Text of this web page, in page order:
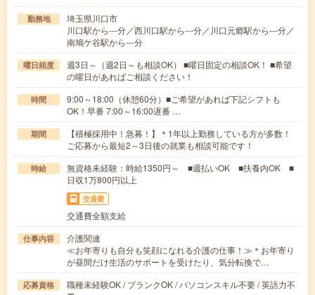
勤務地
埼玉県川口市
川口駅から---分／西川口駅から---分／川口元郷駅から---分／
南鳩ケ谷駅から---分
曜日頻度
週3日～（週2日～も相談OK） ■曜日固定の相談OK！ ■希望
の曜日があればご相談ください！
時間
9:00～18:00（休憩60分）■ご希望があれば下記シフトも
OK！早番 7:00～16:00遅番 …
期間
【積極採用中！急募！】＊1年以上勤務している方が多数！
ご応募から最短2～3日後の就業も相談可能です！
時給
無資格未経験：時給1350円～ ■週払いOK ■扶養内OK ■
日収1万800円以上
交通費
交通費全額支給
仕事内容
介護関連
≪お年寄りも自分も笑顔になれる介護の仕事！≫＊お年寄り
が昼間だけ生活のサポートを受けたり、気分転換で…
応募資格
職種未経験OK / ブランクOK / パソコンスキル不要 / 英語力不